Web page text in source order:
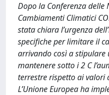
Dopo la Conferenza delle
Cambiamenti Climatici
stata chiara l’urgenza
specifiche per limitare il
arrivando così a stipulare
mantenere sotto i 2 C
terrestre rispetto ai valori
L’Unione Europea ha